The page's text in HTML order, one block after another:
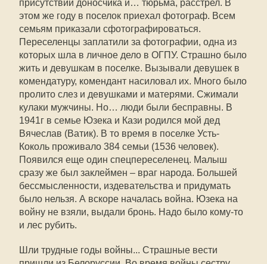
присутствии доносчика и… тюрьма, расстрел. В
этом же году в поселок приехал фотограф. Всем
семьям приказали сфотографироваться.
Переселенцы заплатили за фотографии, одна из
которых шла в личное дело в ОГПУ. Страшно было
жить и девушкам в поселке. Вызывали девушек в
комендатуру, комендант насиловал их. Много было
пролито слез и девушками и матерями. Сжимали
кулаки мужчины. Но… люди были бесправны. В
1941г в семье Юзека и Кази родился мой дед
Вячеслав (Ватик). В то время в поселке Усть-
Коколь проживало 384 семьи (1536 человек).
Появился еще один спецпереселенец. Малыш
сразу же был заклеймен – враг народа. Большей
бессмысленности, издевательства и придумать
было нельзя. А вскоре началась война. Юзека на
войну не взяли, выдали бронь. Надо было кому-то
и лес рубить.
Шли трудные годы войны... Страшные вести